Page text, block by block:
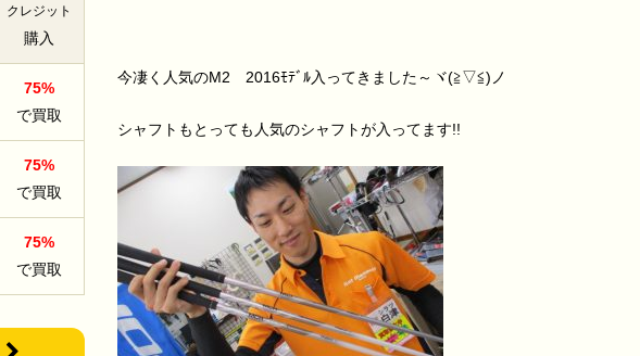
今凄く人気のM2 2016ﾓﾃﾞﾙ入ってきました～ヾ(≧▽≦)ノ
シャフトもとっても人気のシャフトが入ってます!!
クレジット
購入
75%
で買取
75%
で買取
75%
で買取